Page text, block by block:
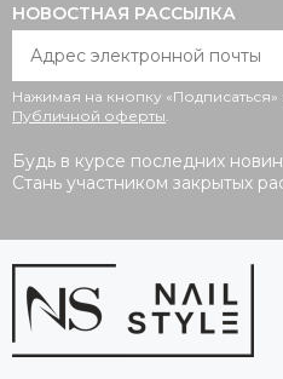
НОВОСТНАЯ РАССЫЛКА
Нажимая на кнопку
Публичной оферты.
Будь в курсе последних
Стань участником закрытых